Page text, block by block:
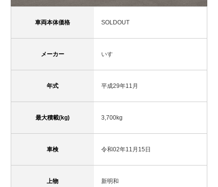
車両本体価格 SOLDOUT
メーカー いすゞ
年式 平成29年11月
最大積載(kg) 3,700kg
車検 令和02年11月15日
上物 新明和